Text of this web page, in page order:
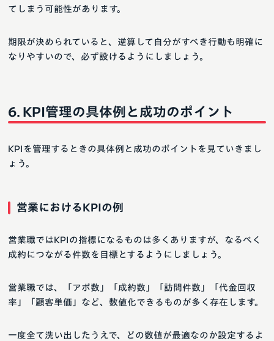
てしまう可能性があります。
期限が決められていると、逆算して自分がすべき行動も明確に
なりやすいので、必ず設けるようにしましょう。
KPI管理の具体例と成功のポイント
KPIを管理するときの具体例と成功のポイントを見ていきまし
ょう。
営業におけるKPIの例
営業職ではKPIの指標になるものは多くありますが、なるべく
成約につながる件数を目標とするようにしましょう。
営業職では、「アポ数」「成約数」「訪問件数」「代金回収
率」「顧客単価」など、数値化できるものが多く存在します。
一度全て洗い出したうえで、どの数値が最適なのか設定するよ